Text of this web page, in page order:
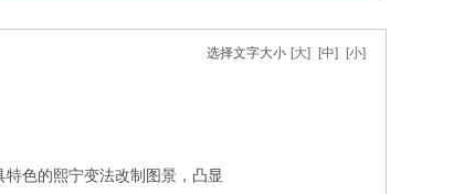
选择文字大小 [大] [中] [小]
色的熙宁变法改制图景，凸显